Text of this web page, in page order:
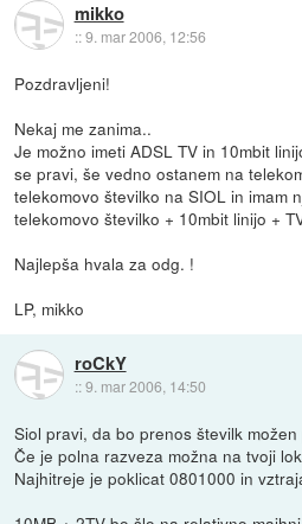
mikko
::9. mar 2006, 12:56
Pozdravljeni!
Nekaj me zanima..
Je možno imeti ADSL TV in 10mbit
se pravi, še vedno ostanem na
telekomovo številko na SIOL in imam
telekomovo številko + 10mbit linijo +
Najlepša hvala za odg. !
LP, mikko
roCkY
::9. mar 2006, 14:50
Siol pravi, da bo prenos številk možen
Če je polna razveza možna na tvoji
Najhitreje je poklicat 0801000 in